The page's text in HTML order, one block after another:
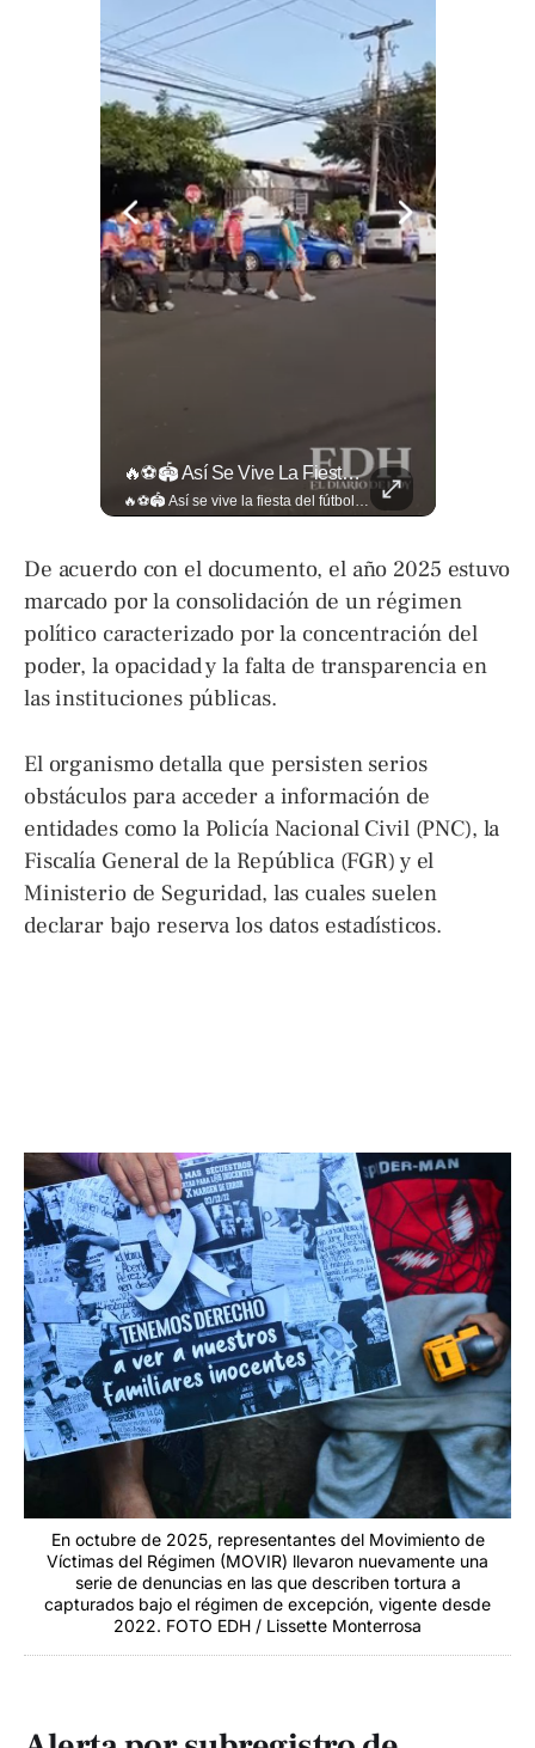
🔥⚽🏟️ Así Se Vive La Fiesta Del Fútbol Salvadoreño: La Pasión De Tigrillos Y Aguiluchos Ya Enciende El Ambiente Previo A La Gran Final Entre...
🔥⚽🏟️ Así se vive la fiesta del fútbol salvadoreño: la pasión de tigrillos y aguiluchos ya enciende el ambiente previo a la gran final entre FAS y Águila en el Estadio Jorge “Mágico” González. Más detalles en➡️eldiariodehoy.com #Deportes #Fas #Aguila #Finalfutbolsalvadoreño
De acuerdo con el documento, el año 2025 estuvo
marcado por la consolidación de un régimen
político caracterizado por la concentración del
poder, la opacidad y la falta de transparencia en
las instituciones públicas.
El organismo detalla que persisten serios
obstáculos para acceder a información de
entidades como la Policía Nacional Civil (PNC), la
Fiscalía General de la República (FGR) y el
Ministerio de Seguridad, las cuales suelen
declarar bajo reserva los datos estadísticos.
En octubre de 2025, representantes del Movimiento de
Víctimas del Régimen (MOVIR) llevaron nuevamente una
serie de denuncias en las que describen tortura a
capturados bajo el régimen de excepción, vigente desde
2022. FOTO EDH / Lissette Monterrosa